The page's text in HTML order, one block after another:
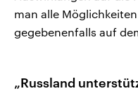
man alle
gegebenenfalls auf
„Russland